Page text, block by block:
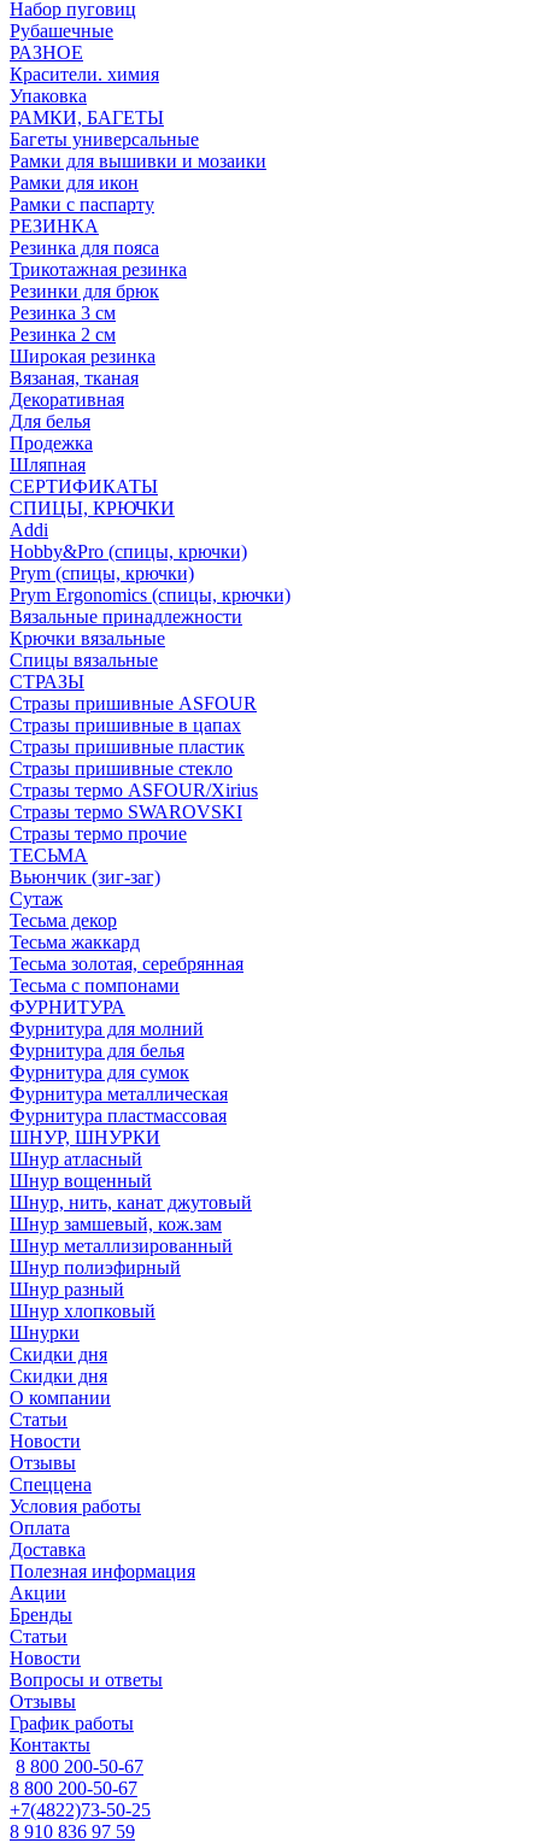
Набор пуговиц
Рубашечные
РАЗНОЕ
Красители. химия
Упаковка
РАМКИ, БАГЕТЫ
Багеты универсальные
Рамки для вышивки и мозаики
Рамки для икон
Рамки с паспарту
РЕЗИНКА
Резинка для пояса
Трикотажная резинка
Резинки для брюк
Резинка 3 см
Резинка 2 см
Широкая резинка
Вязаная, тканая
Декоративная
Для белья
Продежка
Шляпная
СЕРТИФИКАТЫ
СПИЦЫ, КРЮЧКИ
Addi
Hobby&Pro (спицы, крючки)
Prym (спицы, крючки)
Prym Ergonomics (спицы, крючки)
Вязальные принадлежности
Крючки вязальные
Спицы вязальные
СТРАЗЫ
Стразы пришивные ASFOUR
Стразы пришивные в цапах
Стразы пришивные пластик
Стразы пришивные стекло
Стразы термо ASFOUR/Xirius
Стразы термо SWAROVSKI
Стразы термо прочие
ТЕСЬМА
Вьюнчик (зиг-заг)
Сутаж
Тесьма декор
Тесьма жаккард
Тесьма золотая, серебрянная
Тесьма с помпонами
ФУРНИТУРА
Фурнитура для молний
Фурнитура для белья
Фурнитура для сумок
Фурнитура металлическая
Фурнитура пластмассовая
ШНУР, ШНУРКИ
Шнур атласный
Шнур вощенный
Шнур, нить, канат джутовый
Шнур замшевый, кож.зам
Шнур металлизированный
Шнур полиэфирный
Шнур разный
Шнур хлопковый
Шнурки
Скидки дня
Скидки дня
О компании
Статьи
Новости
Отзывы
Спеццена
Условия работы
Оплата
Доставка
Полезная информация
Акции
Бренды
Статьи
Новости
Вопросы и ответы
Отзывы
График работы
Контакты
8 800 200-50-67
8 800 200-50-67
+7(4822)73-50-25
8 910 836 97 59